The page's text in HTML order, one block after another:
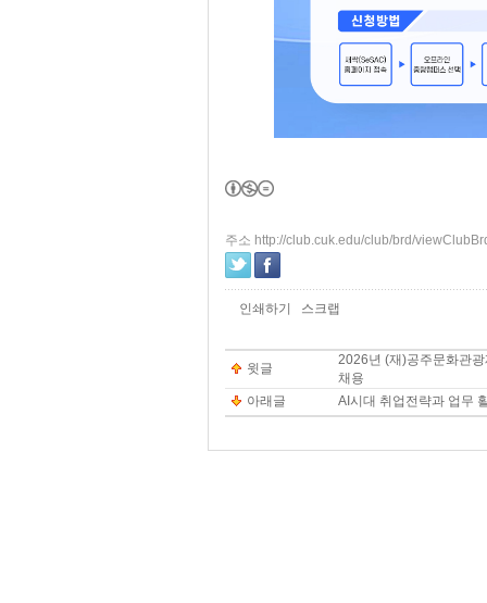
주소 http://club.cuk.edu/club/brd/
인쇄하기 스크랩
윗글
2026년 (재)공주문화관
채용
아래글
AI시대 취업전략과 업무